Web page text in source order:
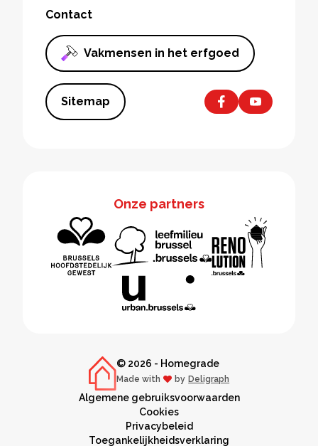
Contact
Vakmensen in het erfgoed
Sitemap
Onze partners
© 2026 - Homegrade
Made with love
by Deligraph
Algemene gebruiksvoorwaarden
Cookies
Privacybeleid
Toegankelijkheidsverklaring